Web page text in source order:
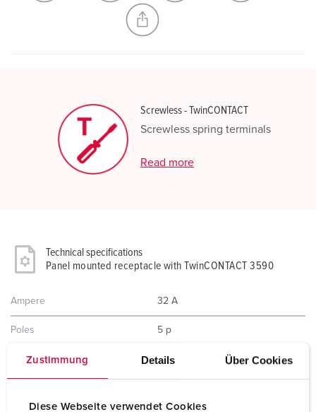
Zustimmung Details Über Cookies
Diese Webseite verwendet Cookies
CREATE A NEW LIST
Screwless - TwinCONTACT
Screwless spring terminals
Read more
Technical specifications
Panel mounted receptacle with TwinCONTACT 3590
Ampere 32 A
Poles 5 p
Voltage 400 V